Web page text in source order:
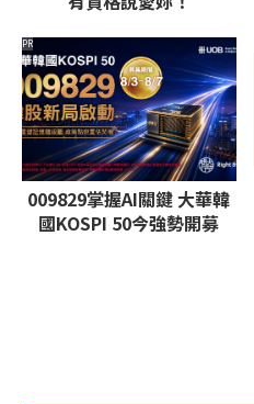
009829掌握AI關鍵 大華韓
國KOSPI 50今強勢開募
PR